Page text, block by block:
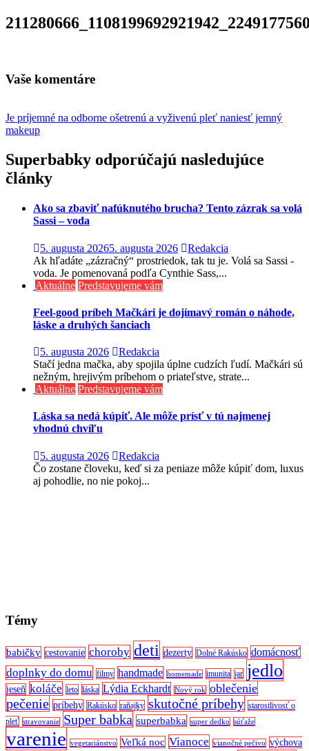
Vaše komentáre
Navigácia
v
článku
Je príjemné na odborne ošetrenú a vyživenú pleť naniesť jemný
makeup
Superbabky odporúčajú nasledujúce
články
Ako sa zbaviť nafúknutého brucha? Tento zázrak sa volá
Sassi – voda
5. augusta 20265. augusta 2026
Redakcia
Ak hľadáte „zázračný“ prostriedok, tak tu je. Volá sa Sassi -
voda. Je pomenovaná podľa Cynthie Sass,...
Aktuálne Predstavujeme vám
Feel-good príbeh Mačkári je dojímavý román o náhode,
láske a druhých šanciach
5. augusta 2026
Redakcia
Stačí jedna mačka, aby spojila úplne cudzích ľudí. Mačkári sú
nežným, hrejivým príbehom o priateľstve, strate...
Aktuálne Predstavujeme vám
Láska sa nedá kúpiť. Ale môže prísť v tú najmenej
vhodnú chvíľu
5. augusta 2026
Redakcia
Čo zostane človeku, keď si za peniaze môže kúpiť dom, luxus
aj pohodlie, no nie pokoj...
Témy
babičky cestovanie choroby deti dezerty Dolné Rakúsko domácnosť
doplnky do domu filmy handmade homemade imunita jar jedlo
jeseň koláče leto láska Lýdia Eckhardt Nový rok oblečenie
pečenie príbehy Rakúsko raňajky skutočné príbehy starostlivosť o
pleť stravovanie Super babka superbabka super dedko súťaže
varenie vegetariánstvo Veľká noc Vianoce vianočné pečivo výchova